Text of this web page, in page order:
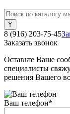
8 (916) 203-75-45
Заказать звонок
Оставьте Ваше
специалисты
решения Вашего
Ваш телефон*